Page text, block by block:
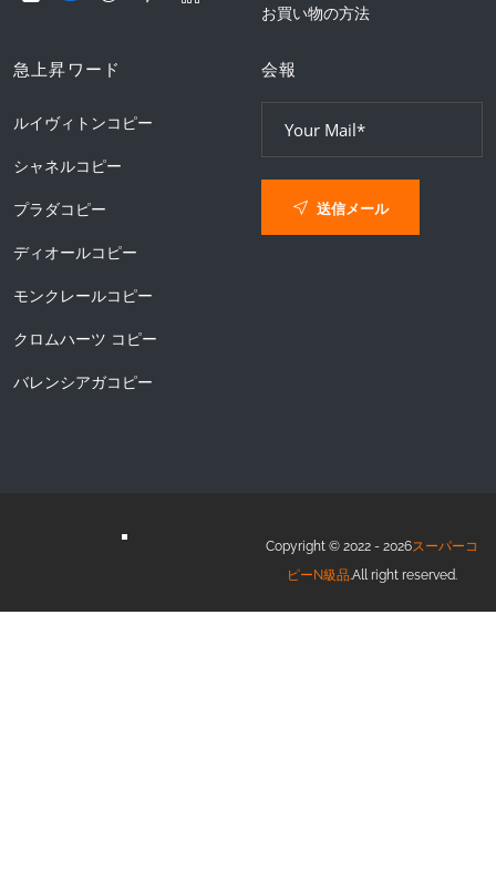
お買い物の方法
急上昇ワード
ルイヴィトンコピー
シャネルコピー
プラダコピー
ディオールコピー
モンクレールコピー
クロムハーツ コピー
バレンシアガコピー
会報
送信メール
Copyright © 2022 - 2026スーパーコ
ピーN級品 .All right reserved.